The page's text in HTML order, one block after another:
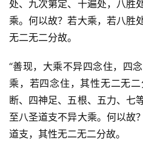
处、九次第定、十遍处，八胜
乘。何以故？若大乘，若八胜
无二无二分故。
“善现，大乘不异四念住，四
乘，若四念住，其性无二无
断、四神足、五根、五力、七
至八圣道支不异大乘。何以故
道支，其性无二无二分故。